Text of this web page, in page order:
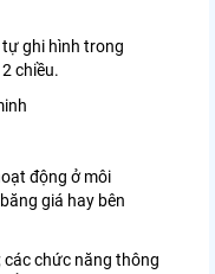
tự ghi hình trong
chiều.
động ở môi
giá hay bên
chức năng thông